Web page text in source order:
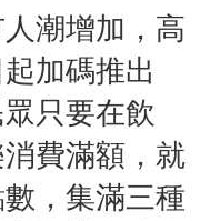
潮增加，高
加碼推出
只要在飲
費滿額，就
，集滿三種